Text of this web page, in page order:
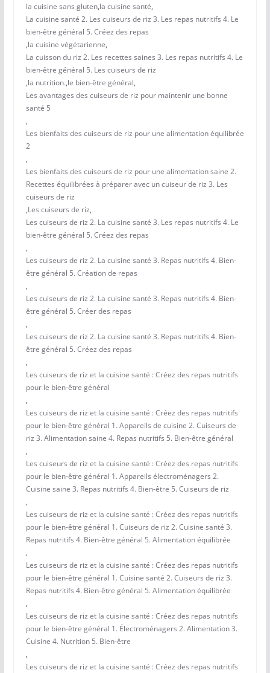
la cuisine sans gluten,la cuisine santé,
La cuisine santé 2. Les cuiseurs de riz 3. Les repas nutritifs 4. Le
bien-être général 5. Créez des repas
,la cuisine végétarienne,
La cuisson du riz 2. Les recettes saines 3. Les repas nutritifs 4. Le
bien-être général 5. Les cuiseurs de riz
,la nutrition.,le bien-être général,
Les avantages des cuiseurs de riz pour maintenir une bonne
santé 5
,
Les bienfaits des cuiseurs de riz pour une alimentation équilibrée
2
,
Les bienfaits des cuiseurs de riz pour une alimentation saine 2.
Recettes équilibrées à préparer avec un cuiseur de riz 3. Les
cuiseurs de riz
,Les cuiseurs de riz,
Les cuiseurs de riz 2. La cuisine santé 3. Les repas nutritifs 4. Le
bien-être général 5. Créez des repas
,
Les cuiseurs de riz 2. La cuisine santé 3. Repas nutritifs 4. Bien-
être général 5. Création de repas
,
Les cuiseurs de riz 2. La cuisine santé 3. Repas nutritifs 4. Bien-
être général 5. Créer des repas
,
Les cuiseurs de riz 2. La cuisine santé 3. Repas nutritifs 4. Bien-
être général 5. Créez des repas
,
Les cuiseurs de riz et la cuisine santé : Créez des repas nutritifs
pour le bien-être général
,
Les cuiseurs de riz et la cuisine santé : Créez des repas nutritifs
pour le bien-être général 1. Appareils de cuisine 2. Cuiseurs de
riz 3. Alimentation saine 4. Repas nutritifs 5. Bien-être général
,
Les cuiseurs de riz et la cuisine santé : Créez des repas nutritifs
pour le bien-être général 1. Appareils électroménagers 2.
Cuisine saine 3. Repas nutritifs 4. Bien-être 5. Cuiseurs de riz
,
Les cuiseurs de riz et la cuisine santé : Créez des repas nutritifs
pour le bien-être général 1. Cuiseurs de riz 2. Cuisine santé 3.
Repas nutritifs 4. Bien-être général 5. Alimentation équilibrée
,
Les cuiseurs de riz et la cuisine santé : Créez des repas nutritifs
pour le bien-être général 1. Cuisine santé 2. Cuiseurs de riz 3.
Repas nutritifs 4. Bien-être général 5. Alimentation équilibrée
,
Les cuiseurs de riz et la cuisine santé : Créez des repas nutritifs
pour le bien-être général 1. Électroménagers 2. Alimentation 3.
Cuisine 4. Nutrition 5. Bien-être
,
Les cuiseurs de riz et la cuisine santé : Créez des repas nutritifs